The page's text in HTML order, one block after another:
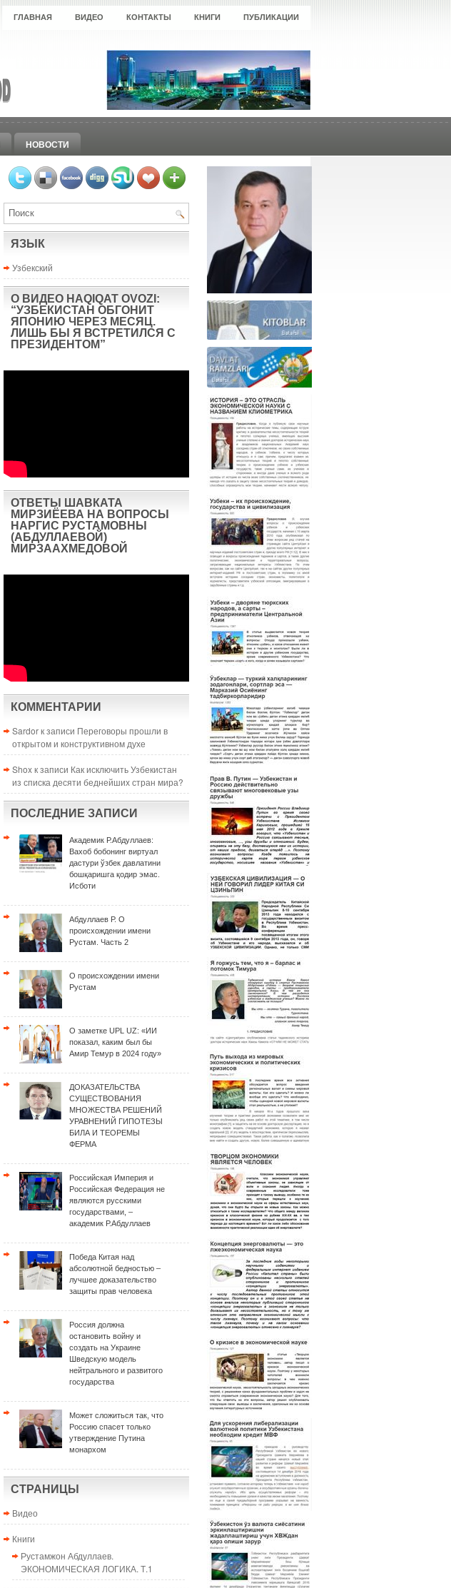
ГЛАВНАЯ ВИДЕО КОНТАКТЫ КНИГИ ПУБЛИКАЦИИ
НОВОСТИ
ЯЗЫК
Узбекский
О ВИДЕО HAQIQAT OVOZI:
“УЗБЕКИСТАН ОБГОНИТ
ЯПОНИЮ ЧЕРЕЗ МЕСЯЦ.
ЛИШЬ БЫ Я ВСТРЕТИЛСЯ С
ПРЕЗИДЕНТОМ”
ОТВЕТЫ ШАВКАТА
МИРЗИЁЕВА НА ВОПРОСЫ
НАРГИС РУСТАМОВНЫ
(АБДУЛЛАЕВОЙ)
МИРЗААХМЕДОВОЙ
КОММЕНТАРИИ
Sardor к записи Переговоры прошли в
открытом и конструктивном духе
Shox к записи Как исключить Узбекистан
из списка десяти беднейших стран мира?
ПОСЛЕДНИЕ ЗАПИСИ
Академик Р.Абдуллаев:
Вахоб бобонинг виртуал
дастури ўзбек давлатини
бошқаришга қодир эмас.
Исботи
Абдуллаев Р. О
происхождении имени
Рустам. Часть 2
О происхождении имени
Рустам
О заметке UPL UZ: «ИИ
показал, каким был бы
Амир Темур в 2024 году»
ДОКАЗАТЕЛЬСТВА
СУЩЕСТВОВАНИЯ
МНОЖЕСТВА РЕШЕНИЙ
УРАВНЕНИЙ ГИПОТЕЗЫ
БИЛА И ТЕОРЕМЫ
ФЕРМА
Российская Империя и
Российская Федерация не
являются русскими
государствами, –
академик Р.Абдуллаев
Победа Китая над
абсолютной бедностью –
лучшее доказательство
защиты прав человека
Россия должна
остановить войну и
создать на Украине
Шведскую модель
нейтрального и развитого
государства
Может сложиться так, что
Россию спасет только
утверждение Путина
монархом
СТРАНИЦЫ
Видео
Книги
Рустамжон Абдуллаев.
ЭКОНОМИЧЕСКАЯ ЛОГИКА. Т.1